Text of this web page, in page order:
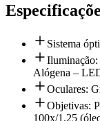
Sistema
Alógena –
Oculares:
Objetivas:
100x/1.25